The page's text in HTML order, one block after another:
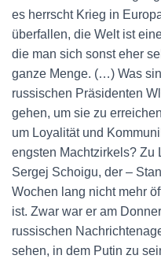
es herrscht Krieg in
überfallen, die Welt ist
die man sich sonst eher
ganze Menge. (…) Was
russischen Präsidenten
gehen, um sie zu
um Loyalität und
engsten Machtzirkels? Zu
Sergej Schoigu, der –
Wochen lang nicht mehr
ist. Zwar war er am
russischen
sehen, in dem Putin zu